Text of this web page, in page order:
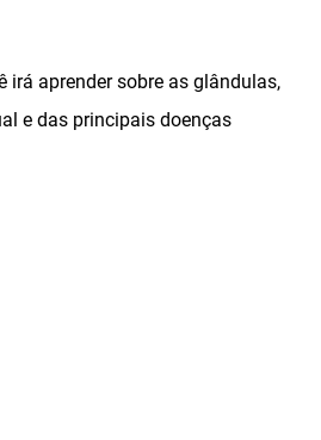
irá aprender sobre as glândulas,
e das principais doenças